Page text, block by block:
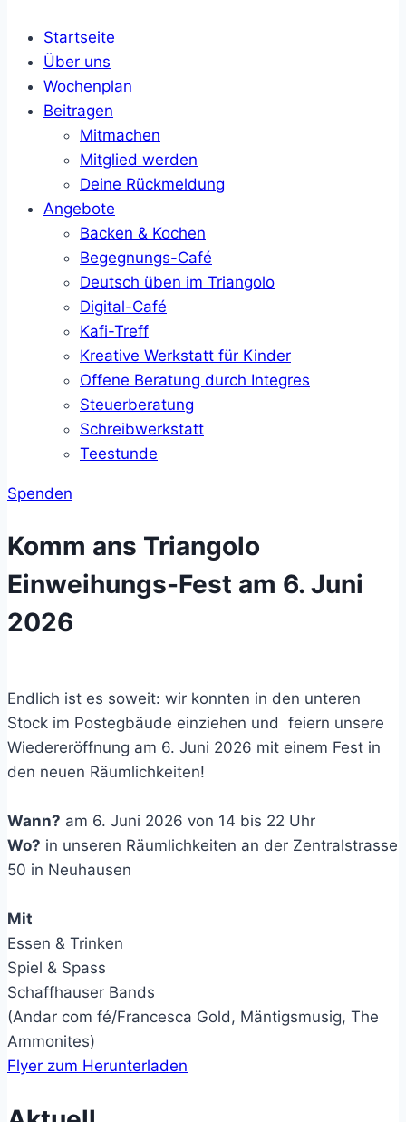
Startseite
Über uns
Wochenplan
Beitragen
Mitmachen
Mitglied werden
Deine Rückmeldung
Angebote
Backen & Kochen
Begegnungs-Café
Deutsch üben im Triangolo
Digital-Café
Kafi-Treff
Kreative Werkstatt für Kinder
Offene Beratung durch Integres
Steuerberatung
Schreibwerkstatt
Teestunde
Spenden
Komm ans Triangolo
Einweihungs-Fest am 6. Juni
2026
Endlich ist es soweit: wir konnten in den unteren
Stock im Postegbäude einziehen und feiern unsere
Wiedereröffnung am 6. Juni 2026 mit einem Fest in
den neuen Räumlichkeiten!
Wann? am 6. Juni 2026 von 14 bis 22 Uhr
Wo? in unseren Räumlichkeiten an der Zentralstrasse
50 in Neuhausen
Mit
Essen & Trinken
Spiel & Spass
Schaffhauser Bands
(Andar com fé/Francesca Gold, Mäntigsmusig, The
Ammonites)
Flyer zum Herunterladen